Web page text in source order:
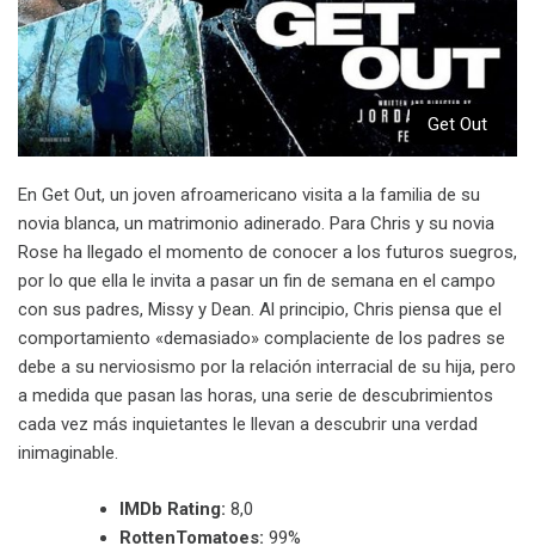
Get Out
En Get Out, un joven afroamericano visita a la familia de su
novia blanca, un matrimonio adinerado. Para Chris y su novia
Rose ha llegado el momento de conocer a los futuros suegros,
por lo que ella le invita a pasar un fin de semana en el campo
con sus padres, Missy y Dean. Al principio, Chris piensa que el
comportamiento «demasiado» complaciente de los padres se
debe a su nerviosismo por la relación interracial de su hija, pero
a medida que pasan las horas, una serie de descubrimientos
cada vez más inquietantes le llevan a descubrir una verdad
inimaginable.
IMDb Rating: 8,0
RottenTomatoes: 99%